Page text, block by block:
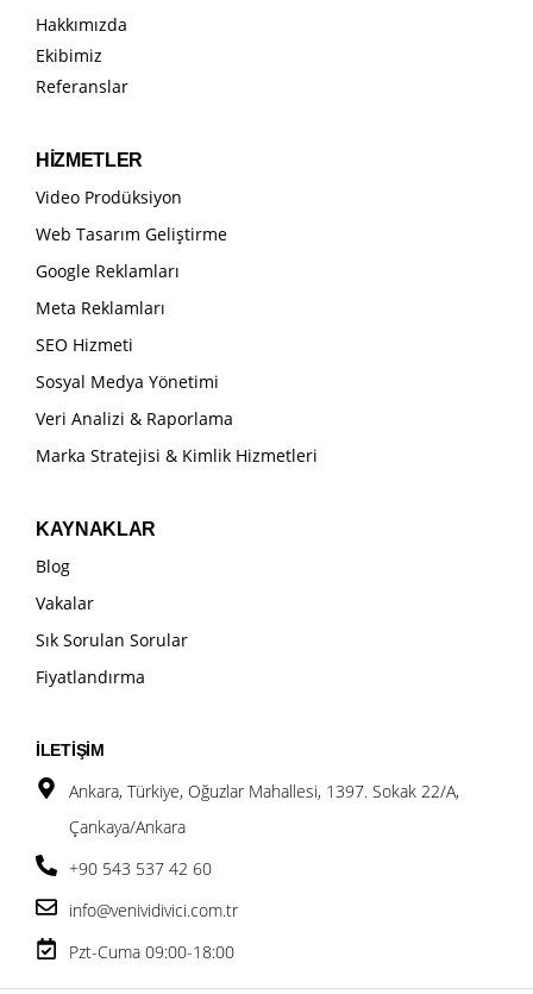
Hakkımızda
Ekibimiz
Referanslar
HİZMETLER
Video Prodüksiyon
Web Tasarım Geliştirme
Google Reklamları
Meta Reklamları
SEO Hizmeti
Sosyal Medya Yönetimi
Veri Analizi & Raporlama
Marka Stratejisi & Kimlik Hizmetleri
KAYNAKLAR
Blog
Vakalar
Sık Sorulan Sorular
Fiyatlandırma
İLETİŞİM
Ankara, Türkiye, Oğuzlar Mahallesi, 1397. Sokak 22/A,
Çankaya/Ankara
+90 543 537 42 60
info@venividivici.com.tr
Pzt-Cuma 09:00-18:00